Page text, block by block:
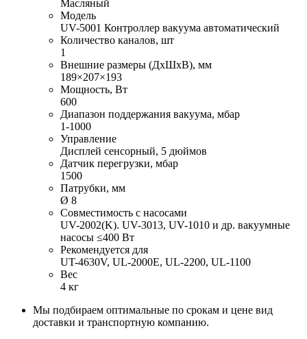
Масляный
Модель
UV-5001 Контроллер вакуума автоматический
Количество каналов, шт
1
Внешние размеры (ДхШхВ), мм
189×207×193
Мощность, Вт
600
Диапазон поддержания вакуума, мбар
1-1000
Управление
Дисплей сенсорный, 5 дюймов
Датчик перегрузки, мбар
1500
Патрубки, мм
Ø 8
Совместимость с насосами
UV-2002(K). UV-3013, UV-1010 и др. вакуумные
насосы ≤400 Вт
Рекомендуется для
UT-4630V, UL-2000E, UL-2200, UL-1100
Вес
4 кг
Мы подбираем оптимальные по срокам и цене вид
доставки и транспортную компанию.